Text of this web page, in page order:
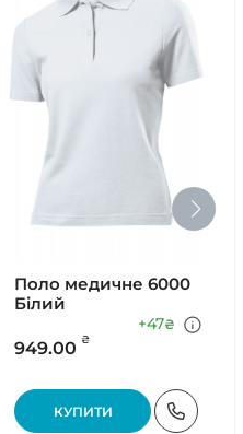
Поло медичне 6000
Білий
949.00 ₴
+47₴
КУПИТИ